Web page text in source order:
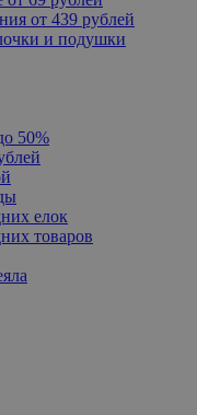
от 439 рублей
и подушки
50%
елок
товаров